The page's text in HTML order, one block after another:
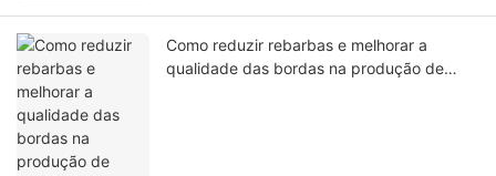
Como reduzir rebarbas e melhorar a
qualidade das bordas na produção de